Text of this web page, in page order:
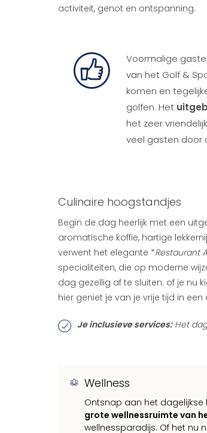
activiteit, genot en ontspanning.
Voormalige
van het Golf &
komen en
golfen. Het
het zeer
veel gasten door
Culinaire hoogstandjes
Begin de dag heerlijk met een
aromatische koffie, hartige
verwent het elegante *Restaurant
specialiteiten, die op moderne
dag gezellig af te sluiten: of je nu
hier geniet je van je vrije tijd in
Je inclusieve services:Het
Wellness
Ontsnap aan het dagelijkse
grote wellnessruimte van
wellnessparadijs. Of het nu